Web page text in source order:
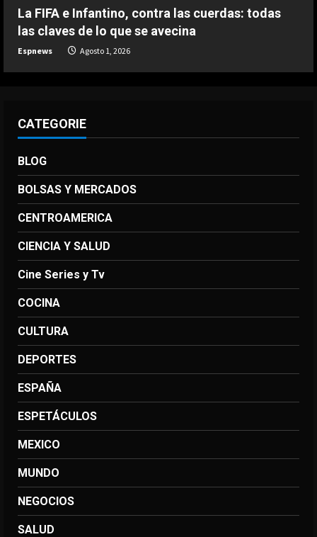
5
se avecina
Agosto 1, 2026
La FIFA e Infantino, contra las cuerdas: todas
las claves de lo que se avecina
Espnews Agosto 1, 2026
CATEGORIE
BLOG
BOLSAS Y MERCADOS
CENTROAMERICA
CIENCIA Y SALUD
Cine Series y Tv
COCINA
CULTURA
DEPORTES
ESPAÑA
ESPETÁCULOS
MEXICO
MUNDO
NEGOCIOS
SALUD